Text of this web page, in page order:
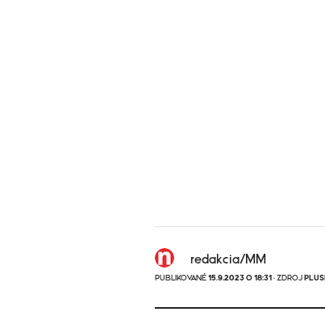
redakcia/MM
PUBLIKOVANÉ 15.9.2023 O 18:31 · ZDROJ